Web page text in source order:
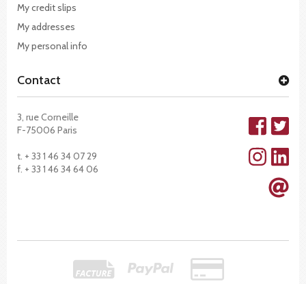
My credit slips
My addresses
My personal info
Contact
3, rue Corneille
F-75006 Paris
t. + 33 1 46 34 07 29
f. + 33 1 46 34 64 06